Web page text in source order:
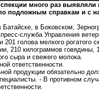
много раз
подложным справкам и с
в Боковском,
служба Управления
голова мелкого рогатого
210 килограммов
сыра и свежего молока.
ответственности.
продукции обязательно
- В противном